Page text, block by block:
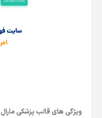
ویژگی های قالب پزشکی مارال